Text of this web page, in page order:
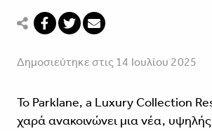
Δημοσιεύτηκε στις 14 Ιουλίου 2025
Το Parklane, a Luxury Collection
χαρά ανακοινώνει μια νέα, υψηλής